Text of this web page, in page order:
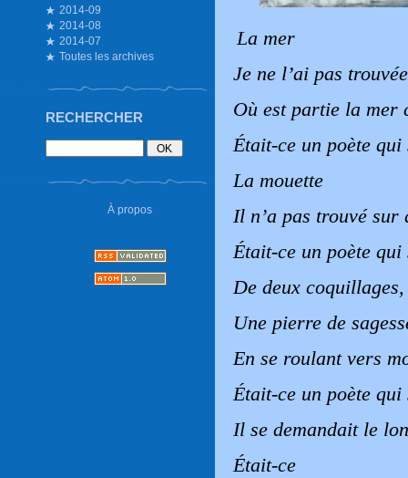
2014-09
2014-08
2014-07
Toutes les archives
RECHERCHER
À propos
La mer
Je ne l’ai pas
Où est partie la mer
Était-ce un poète
La mouette
Il n’a pas trouvé
Était-ce un poète
De deux coquillages,
Une pierre de
En se roulant vers
Était-ce un poète
Il se demandait le
Était-ce